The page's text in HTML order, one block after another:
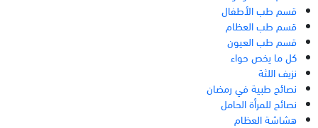
قسم طب الأطفال
قسم طب العظام
قسم طب العيون
كل ما يخص حواء
نزيف اللثة
نصائح طبية في رمضان
نصائح للمرأة الحامل
هشاشة العظام